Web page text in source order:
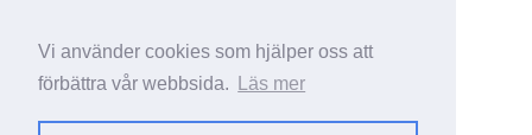
Vi använder cookies som hjälper oss att
förbättra vår webbsida.
Läs mer